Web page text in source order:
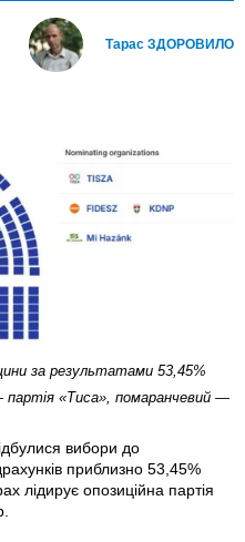
Тарас ЗДОРОВИЛО
за результатами 53,45%
партія «Тиса», помаранчевий —
вибори до
приблизно 53,45%
лідирує опозиційна партія